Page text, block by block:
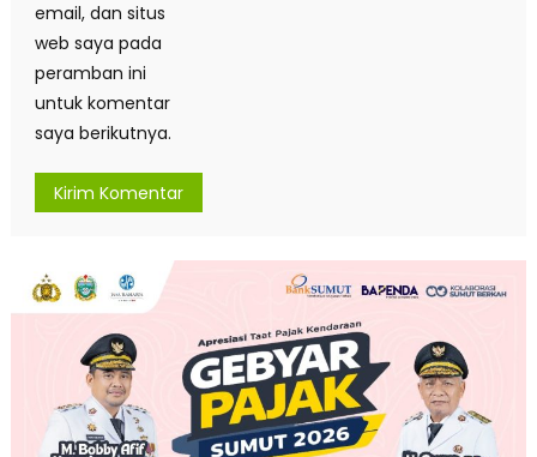
email, dan situs
web saya pada
peramban ini
untuk komentar
saya berikutnya.